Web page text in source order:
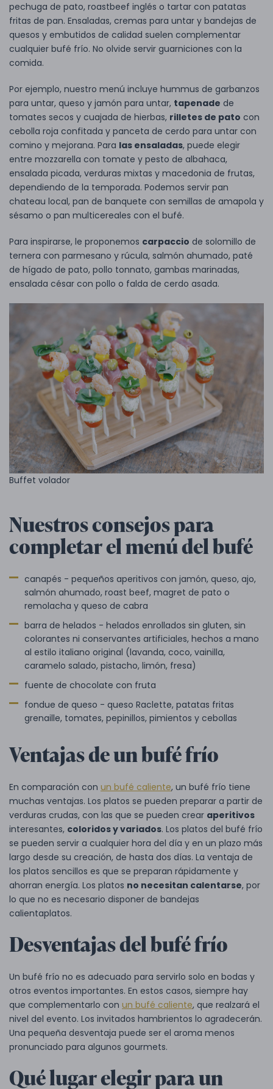
pechuga de pato, roastbeef inglés o tartar con patatas
fritas de pan. Ensaladas, cremas para untar y bandejas de
quesos y embutidos de calidad suelen complementar
cualquier bufé frío. No olvide servir guarniciones con la
comida.
Por ejemplo, nuestro menú incluye hummus de garbanzos
para untar, queso y jamón para untar, tapenade de
tomates secos y cuajada de hierbas, rilletes de pato con
cebolla roja confitada y panceta de cerdo para untar con
comino y mejorana. Para las ensaladas, puede elegir
entre mozzarella con tomate y pesto de albahaca,
ensalada picada, verduras mixtas y macedonia de frutas,
dependiendo de la temporada. Podemos servir pan
chateau local, pan de banquete con semillas de amapola y
sésamo o pan multicereales con el bufé.
Para inspirarse, le proponemos carpaccio de solomillo de
ternera con parmesano y rúcula, salmón ahumado, paté
de hígado de pato, pollo tonnato, gambas marinadas,
ensalada césar con pollo o falda de cerdo asada.
Buffet volador
Nuestros consejos para
completar el menú del bufé
canapés - pequeños aperitivos con jamón, queso, ajo,
salmón ahumado, roast beef, magret de pato o
remolacha y queso de cabra
barra de helados - helados enrollados sin gluten, sin
colorantes ni conservantes artificiales, hechos a mano
al estilo italiano original (lavanda, coco, vainilla,
caramelo salado, pistacho, limón, fresa)
fuente de chocolate con fruta
fondue de queso - queso Raclette, patatas fritas
grenaille, tomates, pepinillos, pimientos y cebollas
Ventajas de un bufé frío
En comparación con un bufé caliente, un bufé frío tiene
muchas ventajas. Los platos se pueden preparar a partir de
verduras crudas, con las que se pueden crear aperitivos
interesantes, coloridos y variados. Los platos del bufé frío
se pueden servir a cualquier hora del día y en un plazo más
largo desde su creación, de hasta dos días. La ventaja de
los platos sencillos es que se preparan rápidamente y
ahorran energía. Los platos no necesitan calentarse, por
lo que no es necesario disponer de bandejas
calientaplatos.
Desventajas del bufé frío
Un bufé frío no es adecuado para servirlo solo en bodas y
otros eventos importantes. En estos casos, siempre hay
que complementarlo con un bufé caliente, que realzará el
nivel del evento. Los invitados hambrientos lo agradecerán.
Una pequeña desventaja puede ser el aroma menos
pronunciado para algunos gourmets.
Qué lugar elegir para un